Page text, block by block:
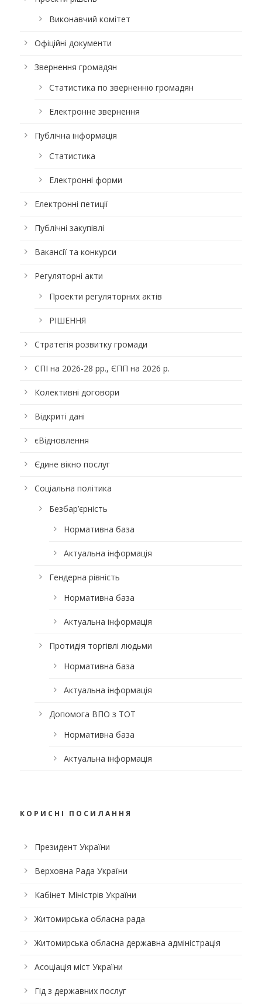
Виконавчий комітет
Офіційні документи
Звернення громадян
Статистика по зверненню громадян
Електронне звернення
Публічна інформація
Статистика
Електронні форми
Електронні петиції
Публічні закупівлі
Вакансії та конкурси
Регуляторні акти
Проекти регуляторних актів
РІШЕННЯ
Стратегія розвитку громади
СПІ на 2026-28 рр., ЄПП на 2026 р.
Колективні договори
Відкриті дані
єВідновлення
Єдине вікно послуг
Соціальна політика
Безбар’єрність
Нормативна база
Актуальна інформація
Гендерна рівність
Нормативна база
Актуальна інформація
Протидія торгівлі людьми
Нормативна база
Актуальна інформація
Допомога ВПО з ТОТ
Нормативна база
Актуальна інформація
КОРИСНІ ПОСИЛАННЯ
Президент України
Верховна Рада України
Кабінет Міністрів України
Житомирська обласна рада
Житомирська обласна державна адміністрація
Асоціація міст України
Гід з державних послуг